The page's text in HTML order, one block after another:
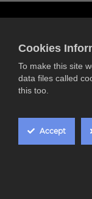
Urdiales.
Compra las mejoras
Inicio
Cookies
To make this site
data files called
this too.
Accept